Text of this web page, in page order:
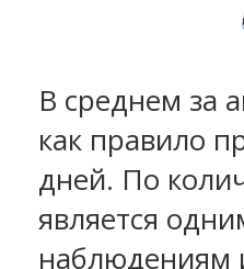
В среднем за
как правило
дней. По
является
наблюдениям